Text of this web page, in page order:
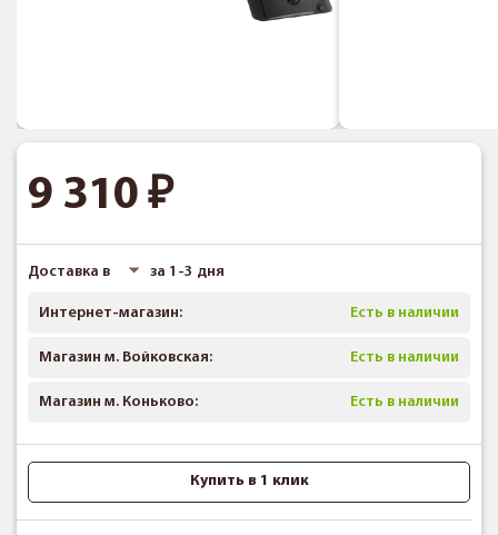
9 310
Доставка в за 1-3 дня
Интернет-магазин: Есть в наличии
Магазин м. Войковская: Есть в наличии
Магазин м. Коньково: Есть в наличии
Купить в 1 клик